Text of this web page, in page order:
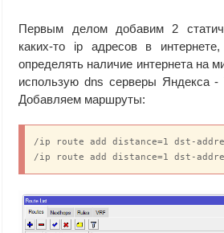
Первым делом добавим 2
каких-то ip адресов в
определять наличие интернета на
использую dns серверы Яндекса -
Добавляем маршруты:
/ip route add distance=1 dst-
/ip route add distance=1 dst-